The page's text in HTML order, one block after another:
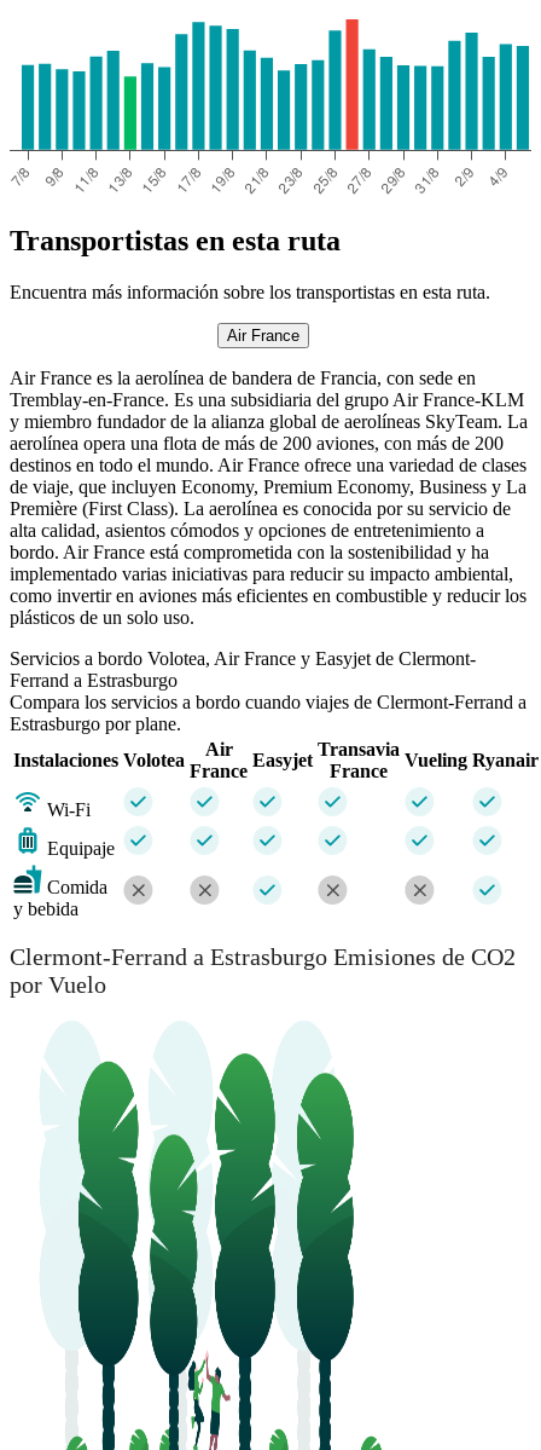
Transportistas en esta ruta
Encuentra más información sobre los transportistas en esta ruta.
Air France
Air France es la aerolínea de bandera de Francia, con sede en
Tremblay-en-France. Es una subsidiaria del grupo Air France-KLM
y miembro fundador de la alianza global de aerolíneas SkyTeam. La
aerolínea opera una flota de más de 200 aviones, con más de 200
destinos en todo el mundo. Air France ofrece una variedad de clases
de viaje, que incluyen Economy, Premium Economy, Business y La
Première (First Class). La aerolínea es conocida por su servicio de
alta calidad, asientos cómodos y opciones de entretenimiento a
bordo. Air France está comprometida con la sostenibilidad y ha
implementado varias iniciativas para reducir su impacto ambiental,
como invertir en aviones más eficientes en combustible y reducir los
plásticos de un solo uso.
Servicios a bordo Volotea, Air France y Easyjet de Clermont-
Ferrand a Estrasburgo
Compara los servicios a bordo cuando viajes de Clermont-Ferrand a
Estrasburgo por plane.
Instalaciones Volotea
Air
France
Easyjet
Transavia
France
Vueling Ryanair
Wi-Fi
Equipaje
Comida
y bebida
Clermont-Ferrand a Estrasburgo Emisiones de CO2
por Vuelo